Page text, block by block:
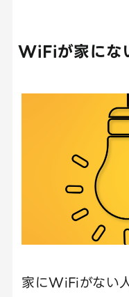
WiFiが家にな
家にWiFiがない